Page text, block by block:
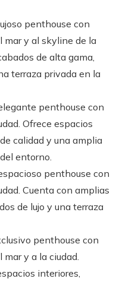
penthouse con
mar y al skyline de la
de alta gama,
terraza privada en la
penthouse con
Ofrece espacios
calidad y una amplia
entorno.
penthouse con
Cuenta con amplias
de lujo y una terraza
penthouse con
y a la ciudad.
interiores,